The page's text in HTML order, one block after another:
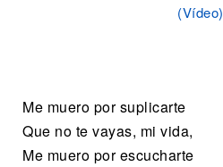
(Vídeo)
Me muero por suplicarte
Que no te vayas, mi vida,
Me muero por escucharte